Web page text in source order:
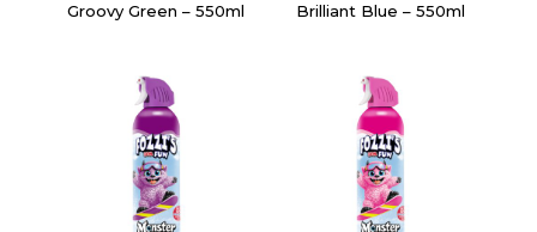
Brilliant Blue – 550ml
Groovy Green – 550ml